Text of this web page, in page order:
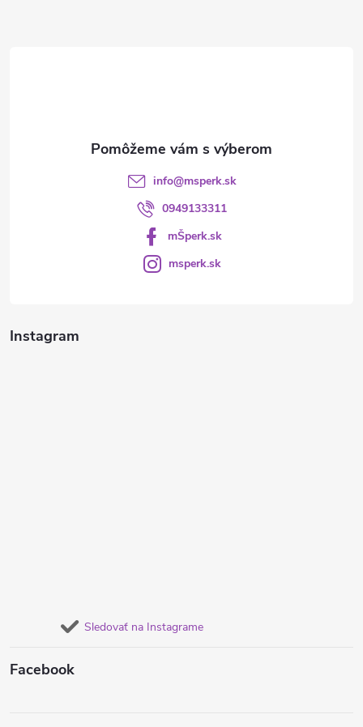
Instagram
Sledovať na Instagrame
info@msperk.sk
0949133311
mŠperk.sk
msperk.sk
Facebook